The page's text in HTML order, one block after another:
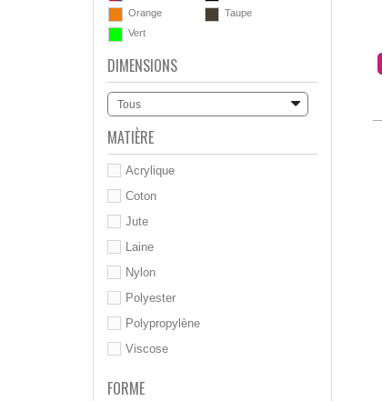
Orange
Taupe
Vert
DIMENSIONS
Tous
MATIÈRE
Acrylique
Coton
Jute
Laine
Nylon
Polyester
Polypropylène
Viscose
FORME